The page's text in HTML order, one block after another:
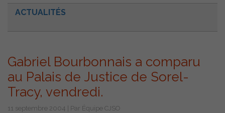
ACTUALITÉS
Gabriel Bourbonnais a comparu
au Palais de Justice de Sorel-
Tracy, vendredi.
11 septembre 2004 | Par Équipe CJSO